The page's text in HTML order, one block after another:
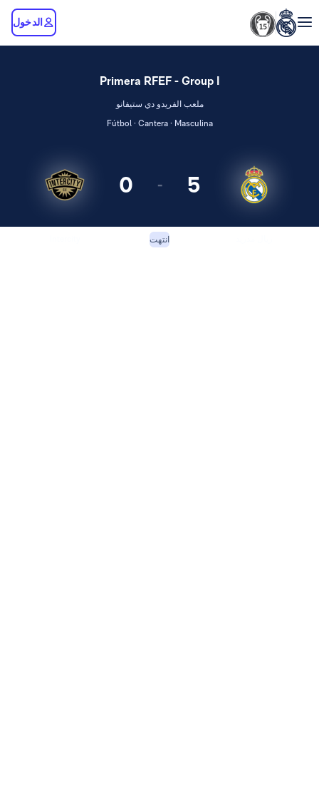
الدخول
Primera RFEF - Group I
ملعب الفريدو دي ستيفانو
Fútbol · Cantera · Masculina
5
-
0
انتهت